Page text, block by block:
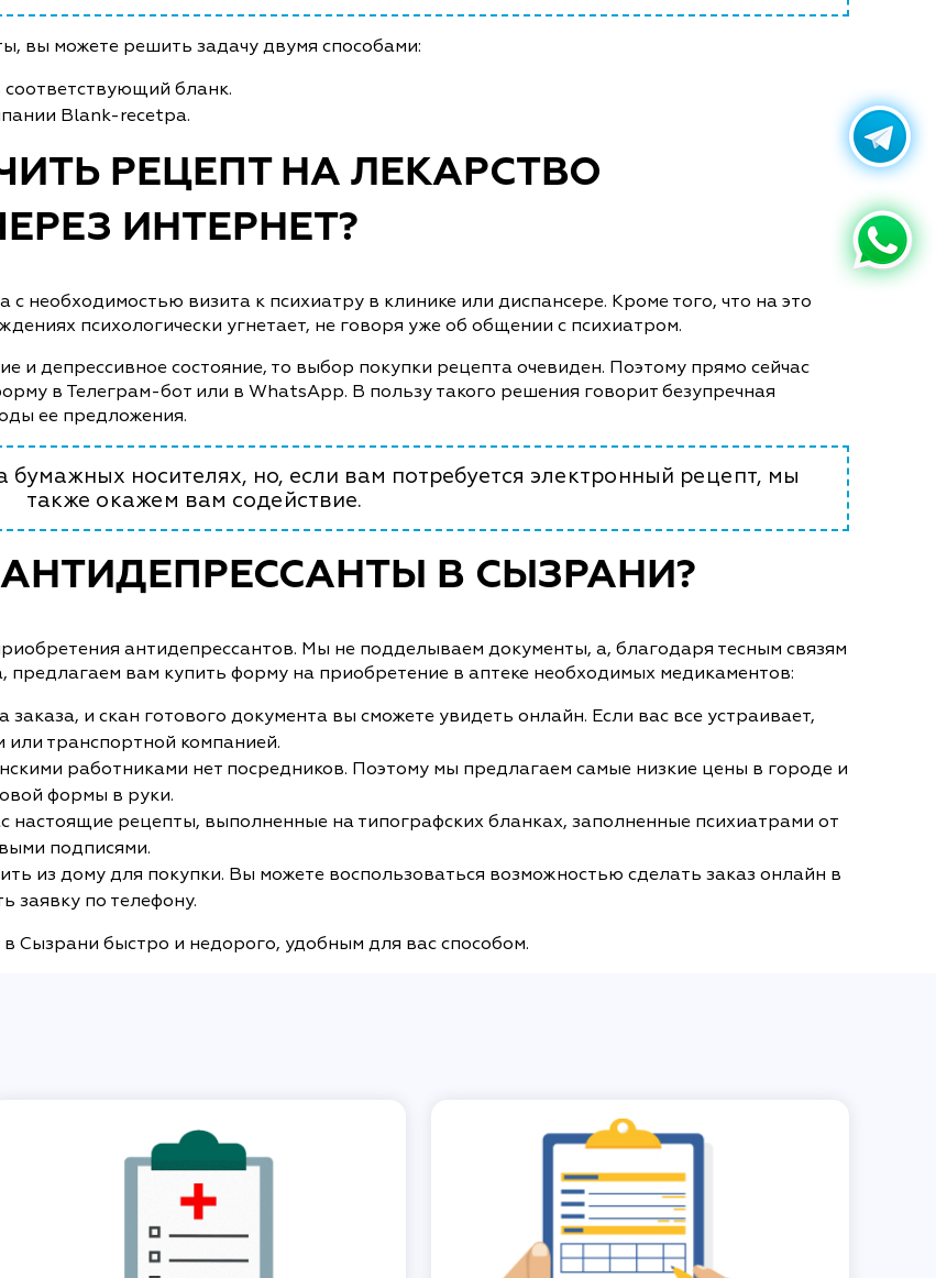
вы можете решить задачу двумя способами:
бланк.
Blank-recetpa.
РЕЦЕПТ НА ЛЕКАРСТВО
ИНТЕРНЕТ?
необходимостью визита к психиатру в клинике или диспансере. Кроме того, что на это
психологически угнетает, не говоря уже об общении с психиатром.
и депрессивное состояние, то выбор покупки рецепта очевиден. Поэтому прямо сейчас
в Телеграм-бот или в WhatsApp. В пользу такого решения говорит безупречная
ее предложения.
носителях, но, если вам потребуется электронный рецепт, мы
также окажем вам содействие.
В СЫЗРАНИ?
антидепрессантов. Мы не подделываем документы, а, благодаря тесным связям
вам купить форму на приобретение в аптеке необходимых медикаментов:
и скан готового документа вы сможете увидеть онлайн. Если вас все устраивает,
транспортной компанией.
работниками нет посредников. Поэтому мы предлагаем самые низкие цены в городе и
формы в руки.
настоящие рецепты, выполненные на типографских бланках, заполненные психиатрами от
подписями.
из дому для покупки. Вы можете воспользоваться возможностью сделать заказ онлайн в
заявку по телефону.
быстро и недорого, удобным для вас способом.